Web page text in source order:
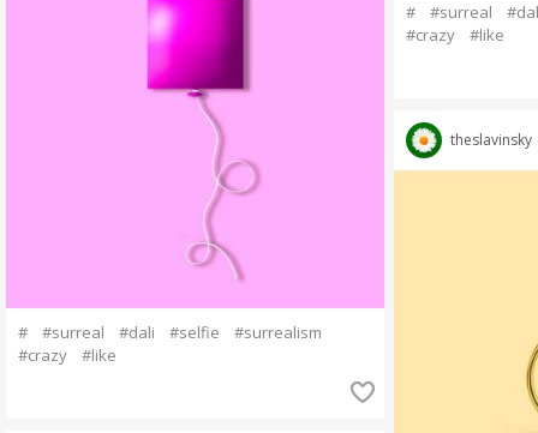
# #surreal #dali #selfie
#surrealism
#crazy
#like
# #surreal
#crazy
#like
theslavinsky